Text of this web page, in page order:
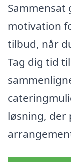
motivation
tilbud, når
Tag dig tid
løsning, der